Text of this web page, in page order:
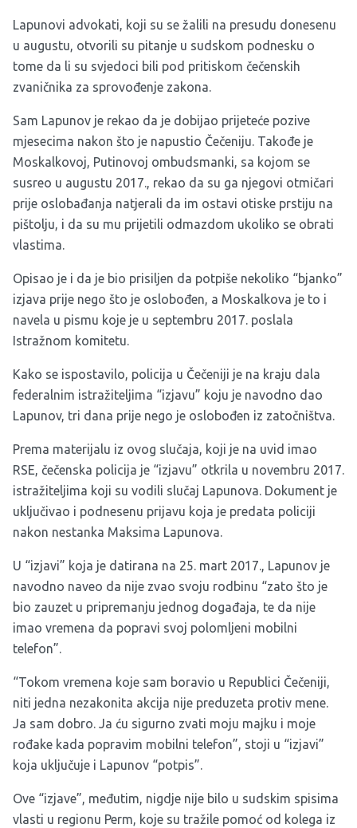
Lapunovi advokati, koji su se žalili na presudu donesenu
u augustu, otvorili su pitanje u sudskom podnesku o
tome da li su svjedoci bili pod pritiskom čečenskih
zvaničnika za sprovođenje zakona.
Sam Lapunov je rekao da je dobijao prijeteće pozive
mjesecima nakon što je napustio Čečeniju. Takođe je
Moskalkovoj, Putinovoj ombudsmanki, sa kojom se
susreo u augustu 2017., rekao da su ga njegovi otmičari
prije oslobađanja natjerali da im ostavi otiske prstiju na
pištolju, i da su mu prijetili odmazdom ukoliko se obrati
vlastima.
Opisao je i da je bio prisiljen da potpiše nekoliko “bjanko”
izjava prije nego što je oslobođen, a Moskalkova je to i
navela u pismu koje je u septembru 2017. poslala
Istražnom komitetu.
Kako se ispostavilo, policija u Čečeniji je na kraju dala
federalnim istražiteljima “izjavu” koju je navodno dao
Lapunov, tri dana prije nego je oslobođen iz zatočništva.
Prema materijalu iz ovog slučaja, koji je na uvid imao
RSE, čečenska policija je “izjavu” otkrila u novembru 2017.
istražiteljima koji su vodili slučaj Lapunova. Dokument je
uključivao i podnesenu prijavu koja je predata policiji
nakon nestanka Maksima Lapunova.
U “izjavi” koja je datirana na 25. mart 2017., Lapunov je
navodno naveo da nije zvao svoju rodbinu “zato što je
bio zauzet u pripremanju jednog događaja, te da nije
imao vremena da popravi svoj polomljeni mobilni
telefon”.
“Tokom vremena koje sam boravio u Republici Čečeniji,
niti jedna nezakonita akcija nije preduzeta protiv mene.
Ja sam dobro. Ja ću sigurno zvati moju majku i moje
rođake kada popravim mobilni telefon”, stoji u “izjavi”
koja uključuje i Lapunov “potpis”.
Ove “izjave”, međutim, nigdje nije bilo u sudskim spisima
vlasti u regionu Perm, koje su tražile pomoć od kolega iz